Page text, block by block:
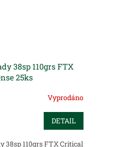
38sp 110grs FTX
25ks
Vyprodáno
DETAIL
38sp 110grs FTX Critical